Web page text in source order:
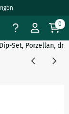
wählen oder
0
Set, Porzellan,